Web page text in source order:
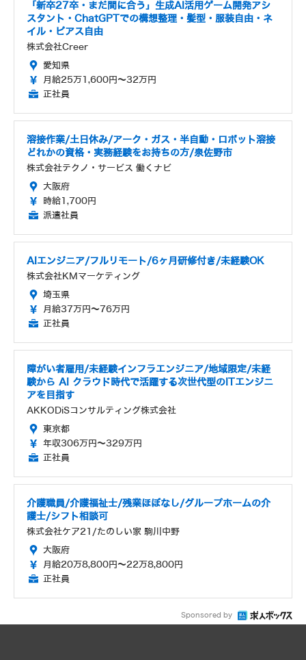
「新卒27卒・まだ間に合う」生成AI活用ゲーム開発アシ
スタント・ChatGPTでの構想整理・髪型・服装自由・ネ
イル・ピアス自由
株式会社Creer
愛知県
月給25万1,600円～32万円
正社員
溶接作業/土日休み/アーク・ガス・半自動・ロボット溶接
どれかの資格・実務経験をお持ちの方/泉佐野市
株式会社テクノ・サービス 働くナビ
大阪府
時給1,700円
派遣社員
AIエンジニア/フルリモート/6ヶ月研修付き/未経験OK
株式会社KMマーケティング
埼玉県
月給37万円～76万円
正社員
障がい者雇用/未経験インフラエンジニア/地域限定/未経
験から AI クラウド時代で活躍する次世代型のITエンジニ
アを目指す
AKKODiSコンサルティング株式会社
東京都
年収306万円～329万円
正社員
介護職員/介護福祉士/残業ほぼなし/グループホームの介
護士/シフト相談可
株式会社ケア21/たのしい家 駒川中野
大阪府
月給20万8,800円～22万8,800円
正社員
Sponsored by